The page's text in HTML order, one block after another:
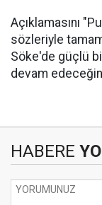
Açıklamasını
sözleriyle
Söke'de güçlü
devam
HABERE